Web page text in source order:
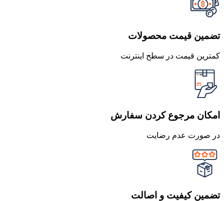
تضمین قیمت محصولات
کمترین قیمت در سطح اینترنت
امکان مرجوع کردن سفارش
در صورت عدم رضایت
تضمین کیفیت و اصالت